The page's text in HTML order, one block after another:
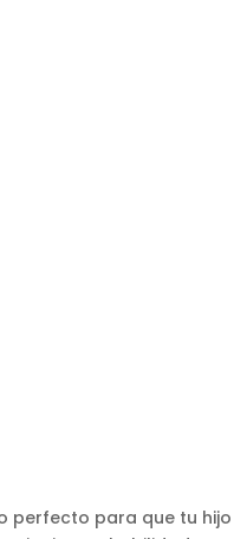
perfecto para que tu